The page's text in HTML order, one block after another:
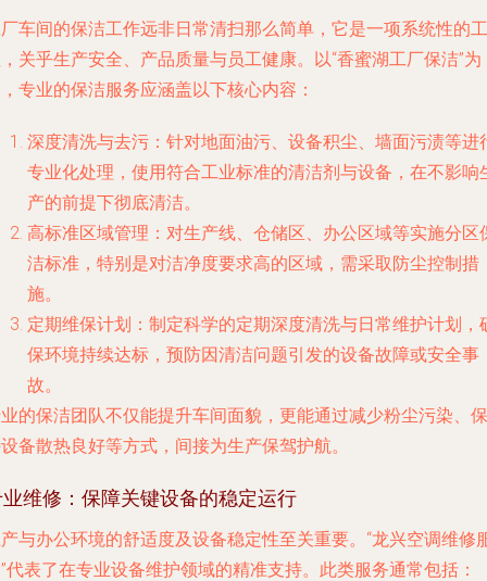
车间的保洁工作远非日常清扫那么简单，它是一项系统性的工
关乎生产安全、产品质量与员工健康。以“香蜜湖工厂保洁”为
专业的保洁服务应涵盖以下核心内容：
深度清洗与去污 ：针对地面油污、设备积尘、墙面污渍等进
专业化处理，使用符合工业标准的清洁剂与设备，在不影响
产的前提下彻底清洁。
高标准区域管理 ：对生产线、仓储区、办公区域等实施分区
洁标准，特别是对洁净度要求高的区域，需采取防尘控制措
施。
定期维保计划 ：制定科学的定期深度清洗与日常维护计划，
保环境持续达标，预防因清洁问题引发的设备故障或安全事
故。
的保洁团队不仅能提升车间面貌，更能通过减少粉尘污染、保
备散热良好等方式，间接为生产保驾护航。
维修：保障关键设备的稳定运行
与办公环境的舒适度及设备稳定性至关重要。“龙兴空调维修
代表了在专业设备维护领域的精准支持。此类服务通常包括：